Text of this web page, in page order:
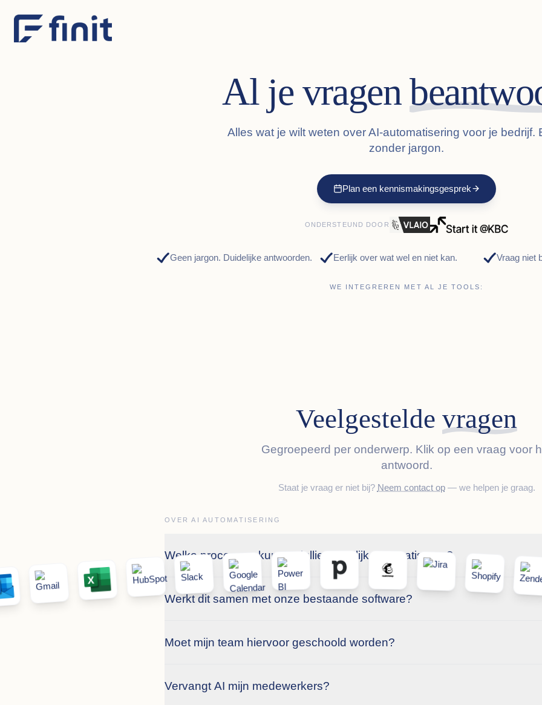
Al je vragen
Alles wat je wilt weten over AI-automatisering voor je bedrijf.
zonder jargon.
Plan een kennismakingsgesprek
ONDERSTEUND DOOR
Geen jargon. Duidelijke antwoorden. Eerlijk over wat wel en niet kan. Vraag niet
WE INTEGREREN MET AL JE TOOLS:
Veelgestelde vragen
Gegroepeerd per onderwerp. Klik op een vraag voor
antwoord.
Staat je vraag er niet bij? Neem contact op — we helpen je graag.
OVER AI AUTOMATISERING
Welke processen kunnen jullie eigenlijk automatiseren?
Werkt dit samen met onze bestaande software?
Moet mijn team hiervoor geschoold worden?
Vervangt AI mijn medewerkers?